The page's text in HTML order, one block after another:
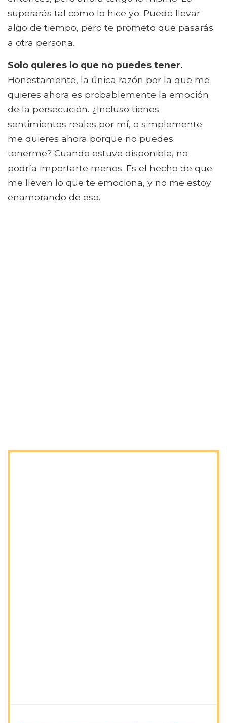
superarás tal como lo hice yo. Puede llevar
algo de tiempo, pero te prometo que pasarás
a otra persona.
Solo quieres lo que no puedes tener.
Honestamente, la única razón por la que me
quieres ahora es probablemente la emoción
de la persecución. ¿Incluso tienes
sentimientos reales por mí, o simplemente
me quieres ahora porque no puedes
tenerme? Cuando estuve disponible, no
podría importarte menos. Es el hecho de que
me lleven lo que te emociona, y no me estoy
enamorando de eso..